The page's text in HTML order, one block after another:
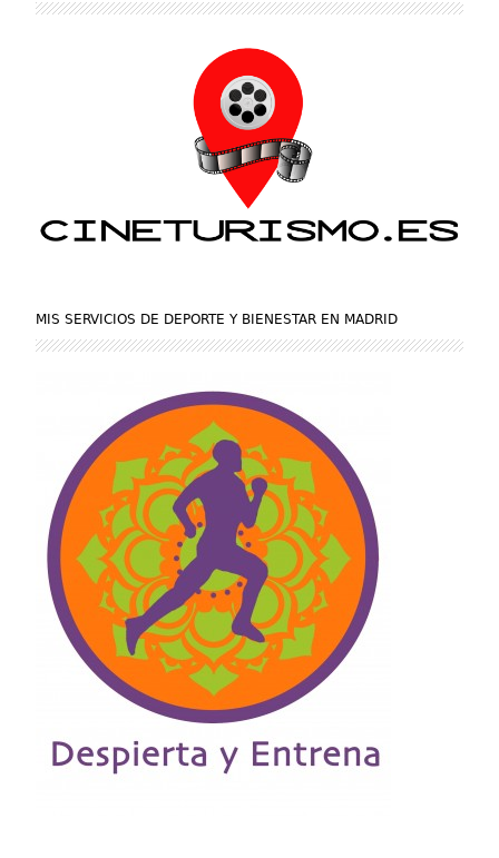
MIS SERVICIOS DE DEPORTE Y BIENESTAR EN MADRID